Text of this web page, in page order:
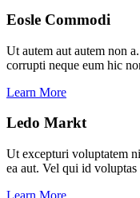
Eosle Commodi
Ut autem aut autem non
corrupti neque eum hic
Learn More
Ledo Markt
Ut excepturi voluptatem
ea aut. Vel qui id